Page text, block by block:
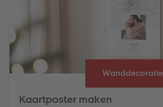
Wanddecoratie
Kaartposter maken